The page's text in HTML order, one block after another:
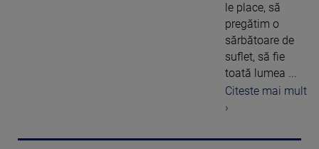
le place, să
pregătim o
sărbătoare de
suflet, să fie
toată lumea ...
Citeste mai mult
›